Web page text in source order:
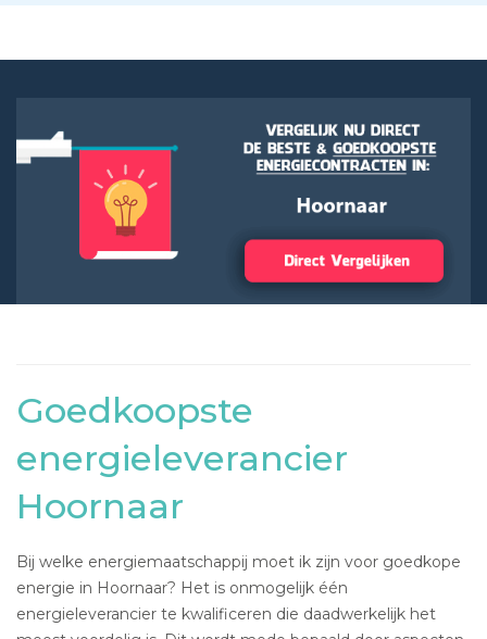
Goedkoopste
energieleverancier
Hoornaar
Bij welke energiemaatschappij moet ik zijn voor goedkope
energie in Hoornaar? Het is onmogelijk één
energieleverancier te kwalificeren die daadwerkelijk het